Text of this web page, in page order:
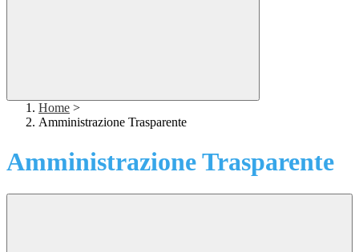
Home >
Amministrazione Trasparente
Amministrazione Trasparente